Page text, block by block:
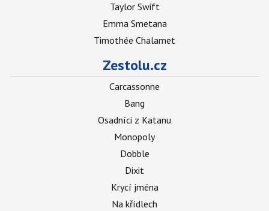
Taylor Swift
Emma Smetana
Timothée Chalamet
Zestolu.cz
Carcassonne
Bang
Osadníci z Katanu
Monopoly
Dobble
Dixit
Krycí jména
Na křídlech